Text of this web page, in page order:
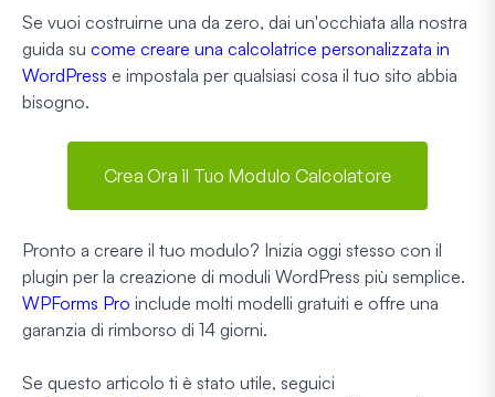
Se vuoi costruirne una da zero, dai un'occhiata alla nostra
guida su come creare una calcolatrice personalizzata in
WordPress e impostala per qualsiasi cosa il tuo sito abbia
bisogno.
Crea Ora il Tuo Modulo Calcolatore
Pronto a creare il tuo modulo? Inizia oggi stesso con il
plugin per la creazione di moduli WordPress più semplice.
WPForms Pro include molti modelli gratuiti e offre una
garanzia di rimborso di 14 giorni.
Se questo articolo ti è stato utile, seguici